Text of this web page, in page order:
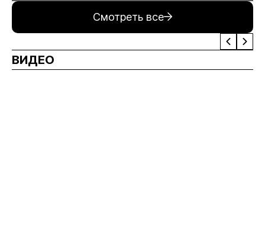
Смотреть все
ВИДЕО